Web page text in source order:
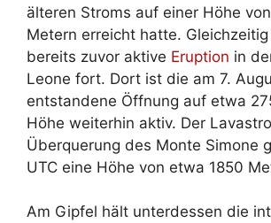
älteren Stroms auf einer Höhe
Metern erreicht hatte.
bereits zuvor aktive Eruption in
Leone fort. Dort ist die am 7.
entstandene Öffnung auf etwa
Höhe weiterhin aktiv. Der
Überquerung des Monte Simone
UTC eine Höhe von etwa 1850
Am Gipfel hält unterdessen die